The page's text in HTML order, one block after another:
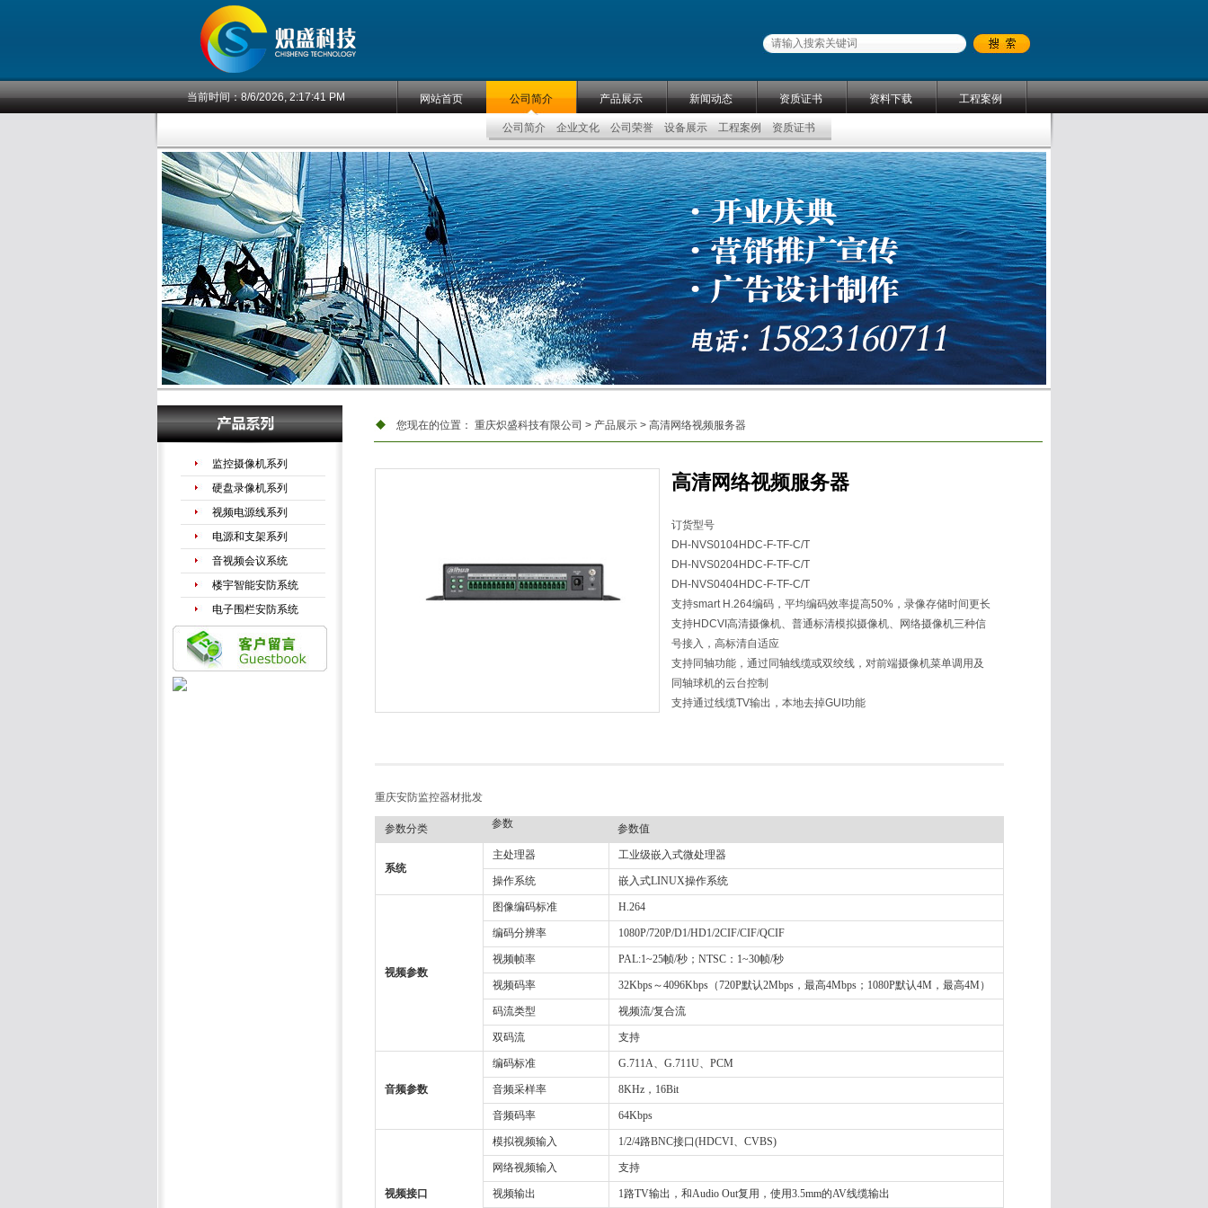
当前时间：8/6/2026, 2:17:41 PM 网站首页 公司简介 产品展示 新闻动态 资质证书 资料下载 工程案例
公司简介 企业文化 公司荣誉 设备展示 工程案例 资质证书
监控摄像机系列
硬盘录像机系列
视频电源线系列
电源和支架系列
音视频会议系统
楼宇智能安防系统
电子围栏安防系统
手机信号放大器
LED液晶拼接系列
您现在的位置： 重庆炽盛科技有限公司 > 产品展示 > 高清网络视频服务器
高清网络视频服务器
订货型号
DH-NVS0104HDC-F-TF-C/T
DH-NVS0204HDC-F-TF-C/T
DH-NVS0404HDC-F-TF-C/T
支持smart H.264编码，平均编码效率提高50%，录像存储时间更长
支持HDCVI高清摄像机、普通标清模拟摄像机、网络摄像机三种信
号接入，高标清自适应
支持同轴功能，通过同轴线缆或双绞线，对前端摄像机菜单调用及
同轴球机的云台控制
支持通过线缆TV输出，本地去掉GUI功能
重庆安防监控器材批发
参数分类 参数 参数值
系统
主处理器 工业级嵌入式微处理器
操作系统 嵌入式LINUX操作系统
视频参数
图像编码标准 H.264
编码分辨率 1080P/720P/D1/HD1/2CIF/CIF/QCIF
视频帧率 PAL:1~25帧/秒；NTSC：1~30帧/秒
视频码率 32Kbps～4096Kbps（720P默认2Mbps，最高4Mbps；1080P默认4M，最高4M）
码流类型 视频流/复合流
双码流 支持
音频参数
编码标准 G.711A、G.711U、PCM
音频采样率 8KHz，16Bit
音频码率 64Kbps
视频接口
模拟视频输入 1/2/4路BNC接口(HDCVI、CVBS)
网络视频输入 支持
视频输出 1路TV输出，和Audio Out复用，使用3.5mm的AV线缆输出